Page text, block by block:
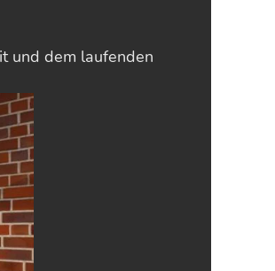
und dem laufenden